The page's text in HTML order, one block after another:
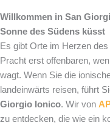
Willkommen in San
Sonne des Südens küsst
Es gibt Orte im Herzen
Pracht erst offenbaren,
wagt. Wenn Sie die
landeinwärts reisen, führt
Giorgio Ionico. Wir von
zu entdecken, die wie ein